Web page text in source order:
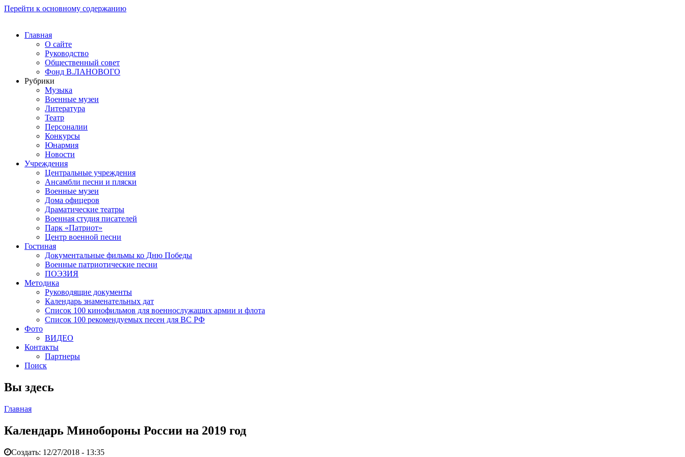
Перейти к основному содержанию
Главная
О сайте
Руководство
Общественный совет
Фонд В.ЛАНОВОГО
Рубрики
Музыка
Военные музеи
Литература
Театр
Персоналии
Конкурсы
Юнармия
Новости
Учреждения
Центральные учреждения
Ансамбли песни и пляски
Военные музеи
Дома офицеров
Драматические театры
Военная студия писателей
Парк «Патриот»
Центр военной песни
Гостиная
Документальные фильмы ко Дню Победы
Военные патриотические песни
ПОЭЗИЯ
Методика
Руководящие документы
Календарь знаменательных дат
Список 100 кинофильмов для военнослужащих армии и флота
Список 100 рекомендуемых песен для ВС РФ
Фото
ВИДЕО
Контакты
Партнеры
Поиск
Вы здесь
Главная
Календарь Минобороны России на 2019 год
Создать: 12/27/2018 - 13:35